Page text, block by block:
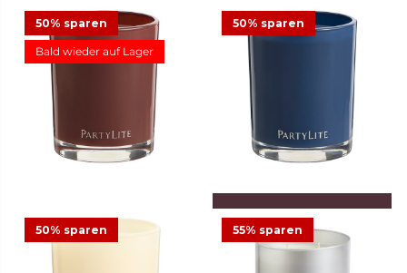
50% sparen
Bald wieder auf Lager
Duftwachsglas Escential
Tamboti Woods
12,48 €
24,95 €
Angebot
50% sparen
LEGEN
50% sparen 55% sparen